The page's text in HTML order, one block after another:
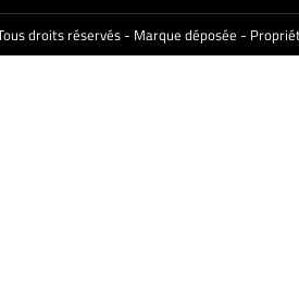
droits réservés - Marque déposée -